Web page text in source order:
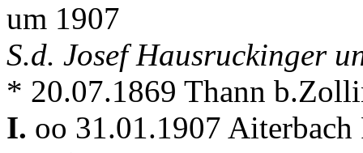
um 1907
S.d. Josef Hausruckinger
* 20.07.1869 Thann
I. oo 31.01.1907